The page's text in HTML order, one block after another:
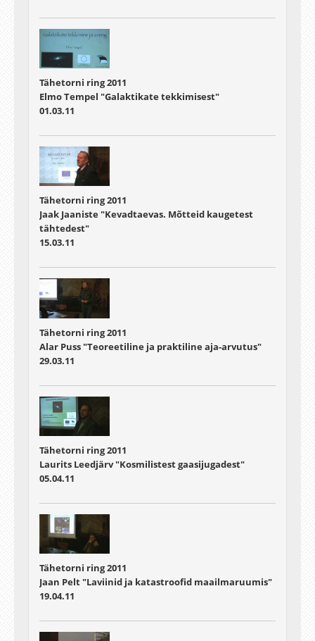
Tähetorni ring 2011
Elmo Tempel "Galaktikate tekkimisest"
01.03.11
Tähetorni ring 2011
Jaak Jaaniste "Kevadtaevas. Mõtteid kaugetest
tähtedest"
15.03.11
Tähetorni ring 2011
Alar Puss "Teoreetiline ja praktiline aja-arvutus"
29.03.11
Tähetorni ring 2011
Laurits Leedjärv "Kosmilistest gaasijugadest"
05.04.11
Tähetorni ring 2011
Jaan Pelt "Laviinid ja katastroofid maailmaruumis"
19.04.11